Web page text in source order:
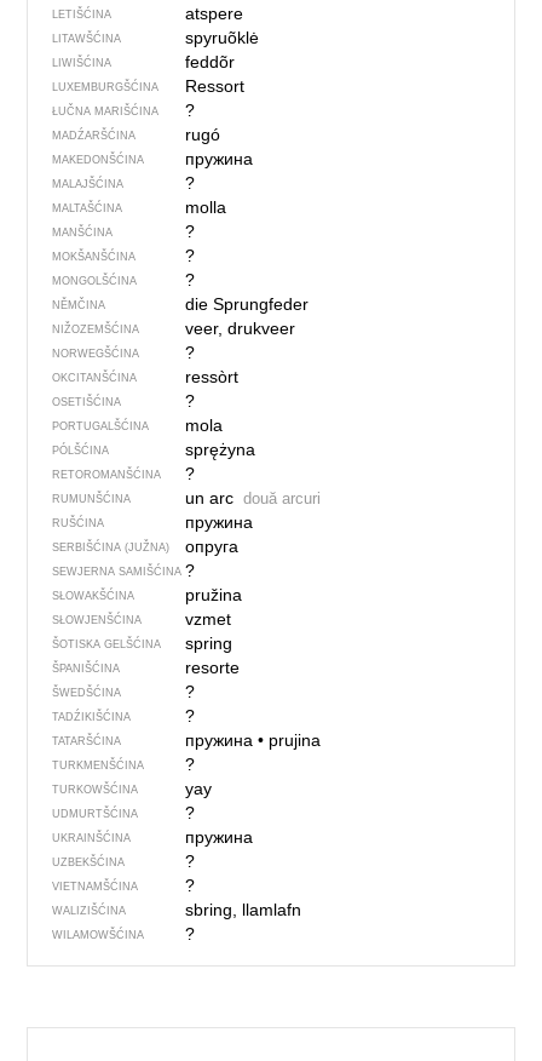
LETIŠĆINA atspere
LITAWŠĆINA spyruõklė
LIWIŠĆINA feddõr
LUXEMBURGŠĆINA Ressort
ŁUČNA MARIŠĆINA ?
MADŹARŠĆINA rugó
MAKEDONŠĆINA пружина
MALAJŠĆINA ?
MALTAŠĆINA molla
MANŠĆINA ?
MOKŠANŠĆINA ?
MONGOLŠĆINA ?
NĚMČINA die Sprungfeder
NIŽOZEMŠĆINA veer, drukveer
NORWEGŠĆINA ?
OKCITANŠĆINA ressòrt
OSETIŠĆINA ?
PORTUGALŠĆINA mola
PÓLŠĆINA sprężyna
RETOROMANŠĆINA ?
RUMUNŠĆINA un arc două arcuri
RUŠĆINA пружина
SERBIŠĆINA (JUŽNA) опруга
SEWJERNA SAMIŠĆINA?
SŁOWAKŠĆINA pružina
SŁOWJENŠĆINA vzmet
ŠOTISKA GELŠĆINA spring
ŠPANIŠĆINA resorte
ŠWEDŠĆINA ?
TADŹIKIŠĆINA ?
TATARŠĆINA пружина• prujina
TURKMENŠĆINA ?
TURKOWŠĆINA yay
UDMURTŠĆINA ?
UKRAINŠĆINA пружина
UZBEKŠĆINA ?
VIETNAMŠĆINA ?
WALIZIŠĆINA sbring, llamlafn
WILAMOWŠĆINA ?